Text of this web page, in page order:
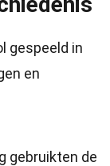
gespeeld in
en
gebruikten de